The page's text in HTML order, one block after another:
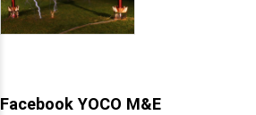
Facebook YOCO M&E